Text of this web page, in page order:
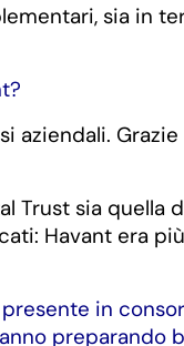
sia in
Trust sia
Havant era
in